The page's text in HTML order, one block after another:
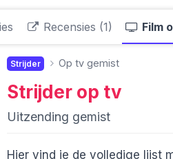
Recensies (1) Film
Strijder Op tv gemist
Strijder op tv
Uitzending gemist
Hier vind je de volledige lijst